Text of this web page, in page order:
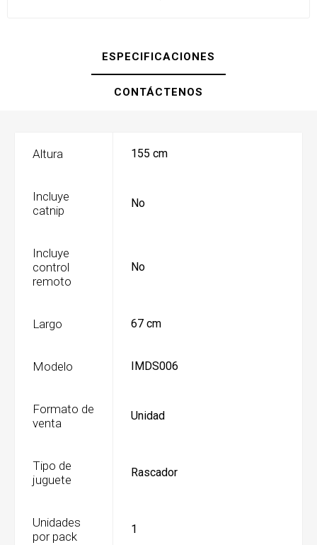
ESPECIFICACIONES
CONTÁCTENOS
Altura 155 cm
Incluye
catnip
No
Incluye
control
remoto
No
Largo 67 cm
Modelo IMDS006
Formato de
venta
Unidad
Tipo de
juguete
Rascador
Unidades
por pack
1